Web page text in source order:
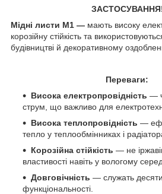
Мідні листи М1 — мають високу
корозійну стійкість та
будівництві й декоративному
Переваги:
Висока електропровідність —
струм, що важливо для
Висока теплопровідність —
тепло у теплообмінниках і
Корозійна стійкість — не
властивості навіть у вологому
Довговічність — служать
функціональності.